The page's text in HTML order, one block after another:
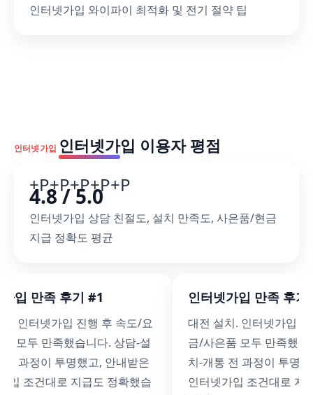
인터넷가입 와이파이 최적화 및 전기 절약 팁
인터넷가입 인터넷가입 이용자 평점
+P+P+P+P+P
4.8 / 5.0
인터넷가입 상담 친절도, 설치 만족도, 사은품/현금
지급 정확도 평균
입 만족 후기 #1
. 인터넷가입 진행 후 속도/요
모두 만족했습니다. 상담-설
과정이 투명했고, 안내받은
입 조건대로 지급도 정확했습
인터넷가입 만족 후기
대전 설치. 인터넷가입
금/사은품 모두 만족했습
치-개통 전 과정이 투명
인터넷가입 조건대로 지